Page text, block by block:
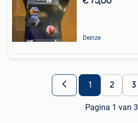
Deinze
1 2 3
Pagina 1 van 3